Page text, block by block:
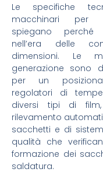
Le specifiche
macchinari per
spiegano perché
nell’era delle
dimensioni. Le
generazione sono
per un
regolatori di
diversi tipi di
rilevamento
sacchetti e di
qualità che
formazione dei
saldatura.